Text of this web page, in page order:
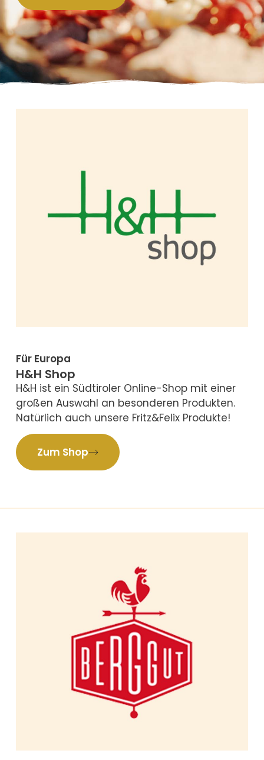
Für Europa
H&H Shop
H&H ist ein Südtiroler Online-Shop mit einer
großen Auswahl an besonderen Produkten.
Natürlich auch unsere Fritz&Felix Produkte!
Zum Shop